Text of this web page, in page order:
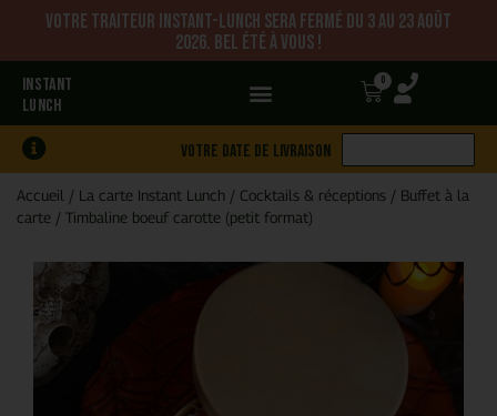
Votre traiteur Instant-Lunch sera fermé du 3 au 23 août
2026. Bel été à vous !
INSTANT
LUNCH
0
Votre date de livraison
Accueil / La carte Instant Lunch / Cocktails & réceptions / Buffet à la
carte / Timbaline boeuf carotte (petit format)